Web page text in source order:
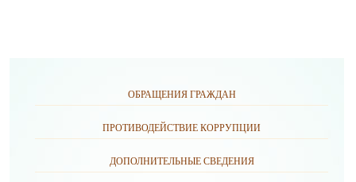
ОБРАЩЕНИЯ ГРАЖДАН
ПРОТИВОДЕЙСТВИЕ КОРРУПЦИИ
ДОПОЛНИТЕЛЬНЫЕ СВЕДЕНИЯ